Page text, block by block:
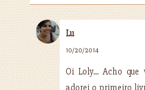
Lu
10/20/2014
Oi Loly... Acho
adorei o primeiro